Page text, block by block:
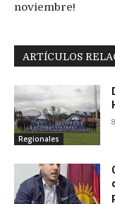
noviembre!
ARTÍCULOS
Regionales